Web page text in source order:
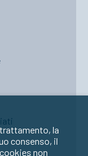
la
consenso, il
non